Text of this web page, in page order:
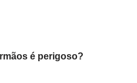
é perigoso?